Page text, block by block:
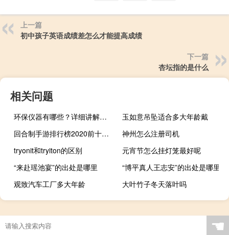
上一篇
初中孩子英语成绩差怎么才能提高成绩
下一篇
杏坛指的是什么
相关问题
环保仪器有哪些？详细讲解各类环保仪器的使用方法
玉如意吊坠适合多大年龄戴
回合制手游排行榜2020前十名手游热度排行榜（回合制手游排行榜前十名）
神州怎么注册司机
tryonit和tryiton的区别
元宵节怎么挂灯笼最好呢
“来赴瑶池宴”的出处是哪里
“博平真人王志安”的出处是哪里
观致汽车工厂多大年龄
大叶竹子冬天落叶吗
圣斗士全系列顺序（圣斗士星矢动漫顺序）
☚